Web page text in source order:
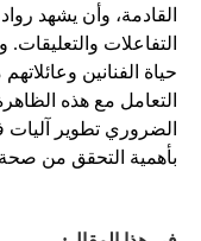
القادمة، وأن يشهد
التفاعلات
حياة الفنانين
التعامل مع هذه
الضروري تطوير آليات
بأهمية التحقق من